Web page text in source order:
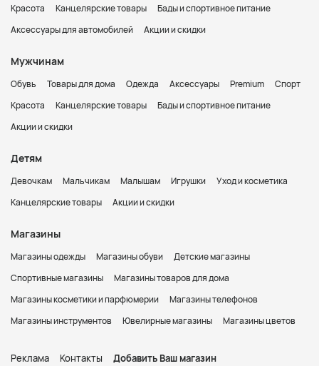
Красота
Канцелярские товары
Бады и спортивное питание
Аксессуары для автомобилей
Акции и скидки
Мужчинам
Обувь Товары для дома Одежда Аксессуары Premium
Спорт
Красота
Канцелярские товары
Бады и спортивное питание
Акции и скидки
Детям
Девочкам Мальчикам Малышам Игрушки
Уход и косметика
Канцелярские товары
Акции и скидки
Магазины
Магазины одежды Магазины обуви
Детские магазины
Спортивные магазины
Магазины товаров для дома
Магазины косметики и парфюмерии
Магазины телефонов
Магазины инструментов
Ювелирные магазины Магазины цветов
Реклама Контакты Добавить Ваш магазин